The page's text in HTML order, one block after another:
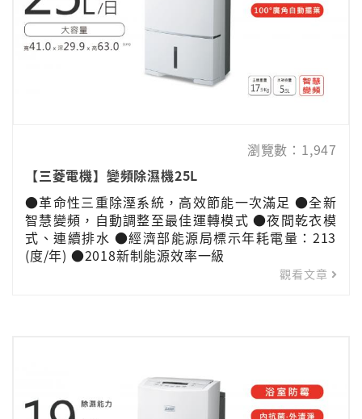
瀏覽數：1,947
【三菱電機】變頻除濕機25L
●革命性三重除溼系統，高效節能一次滿足 ●全新
智慧變頻，自動調整至最佳運轉模式 ●夜間乾衣模
式、連續排水 ●經濟部能源局標示年耗電量：213
(度/年) ●2018新制能源效率一級
觀看文章